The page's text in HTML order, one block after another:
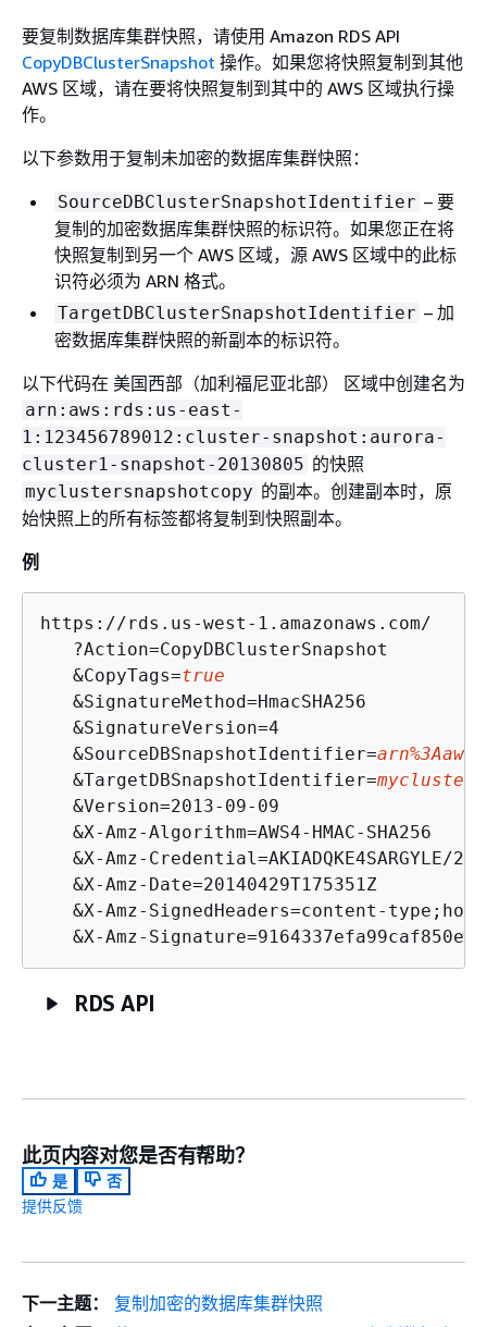
要复制数据库集群快照，请使用 Amazon RDS API
CopyDBClusterSnapshot 操作。如果您将快照复制到其他
AWS 区域，请在要将快照复制到其中的 AWS 区域执行操
作。
以下参数用于复制未加密的数据库集群快照：
SourceDBClusterSnapshotIdentifier – 要
复制的加密数据库集群快照的标识符。如果您正在将
快照复制到另一个 AWS 区域，源 AWS 区域中的此标
识符必须为 ARN 格式。
TargetDBClusterSnapshotIdentifier – 加
密数据库集群快照的新副本的标识符。
以下代码在 美国西部（加利福尼亚北部） 区域中创建名为
arn:aws:rds:us-east-
1:123456789012:cluster-snapshot:aurora-
cluster1-snapshot-20130805 的快照
myclustersnapshotcopy 的副本。创建副本时，原
始快照上的所有标签都将复制到快照副本。
例
https://rds.us-west-1.amazonaws.com/
   ?Action=CopyDBClusterSnapshot
   &CopyTags=
true
   &SignatureMethod=HmacSHA256
   &SignatureVersion=4
   &SourceDBSnapshotIdentifier=
   &TargetDBSnapshotIdentifier=
   &Version=2013-09-09
   &X-Amz-Algorithm=AWS4-HMAC-SHA256
&X-Amz-Credential=AKIADQKE4SARGYLE/
   &X-Amz-Date=20140429T175351Z
&X-Amz-SignedHeaders=content-
&X-Amz-
RDS API
此页内容对您是否有帮助？
是
否
提供反馈
下一主题：
复制加密的数据库集群快照